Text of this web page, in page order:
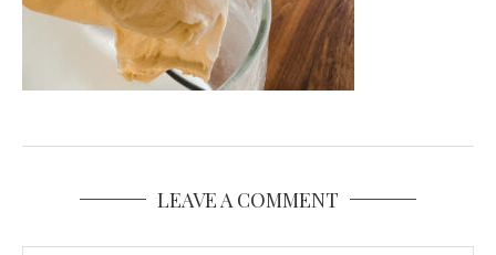
LEAVE A COMMENT